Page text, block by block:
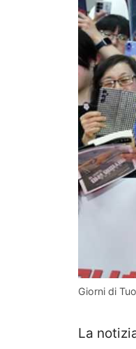
Giorni di
La